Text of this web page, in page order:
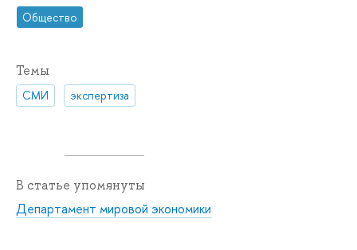
Общество
Темы
СМИ экспертиза
В статье упомянуты
Департамент мировой экономики